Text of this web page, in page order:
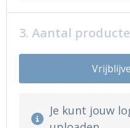
3. Aantal
Je kunt jouw